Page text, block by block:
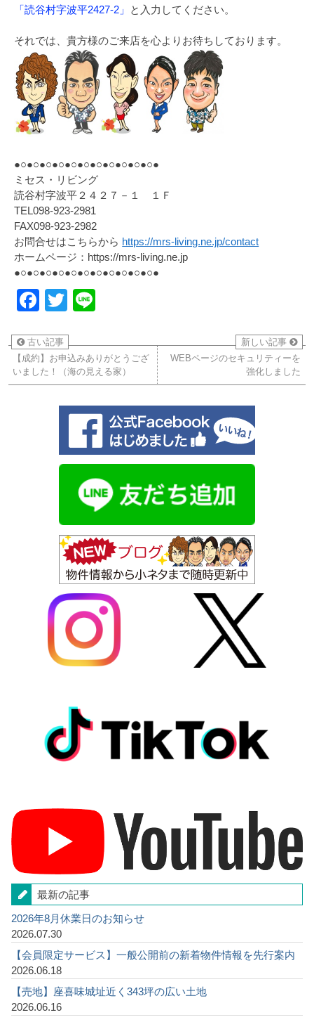
「読谷村字波平2427-2」
と入力してください。
それでは、貴方様のご来店を心よりお待ちしております。
●○●○●○●○●○●○●○●○●○●○●○●
ミセス・リビング
読谷村字波平２４２７－１ １Ｆ
TEL098-923-2981
FAX098-923-2982
お問合せはこちらから https://mrs-living.ne.jp/contact
ホームページ：https://mrs-living.ne.jp
●○●○●○●○●○●○●○●○●○●○●○●
Facebook
Twitter
古い記事
【成約】お申込みありがとうござ
いました！（海の見える家）
新しい記事
WEBページのセキュリティーを
強化しました
最新の記事
2026年8月休業日のお知らせ
2026.07.30
【会員限定サービス】一般公開前の新着物件情報を先行案内
2026.06.18
【売地】座喜味城址近く343坪の広い土地
2026.06.16